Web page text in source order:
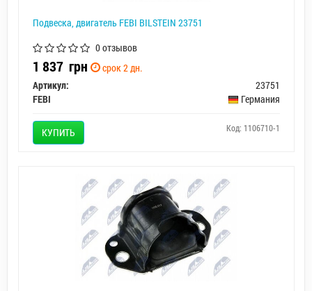
Подвеска, двигатель FEBI BILSTEIN 23751
0 отзывов
1 837 грн
срок 2 дн.
Артикул:
23751
FEBI
Германия
КУПИТЬ Код: 1106710-1